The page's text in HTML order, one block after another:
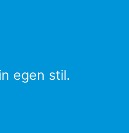
egen stil.